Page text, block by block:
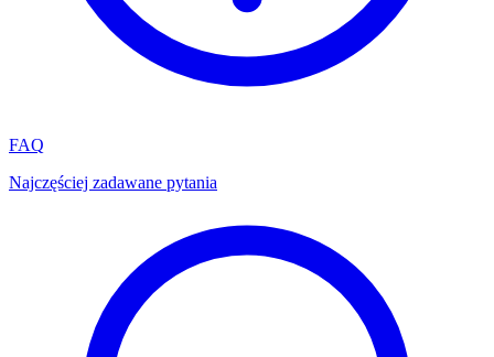
FAQ
Najczęściej zadawane pytania